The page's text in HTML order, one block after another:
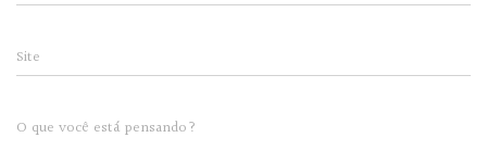
Site
O que você está pensando?